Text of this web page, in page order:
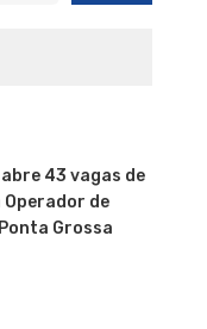
43 vagas de
de
Grossa